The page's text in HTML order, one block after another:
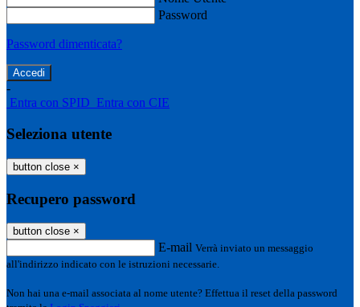
Password
Password dimenticata?
-
Entra con SPID Entra con CIE
Seleziona utente
button close ×
Recupero password
button close ×
E-mail Verrà inviato un messaggio
all'indirizzo indicato con le istruzioni necessarie.
Non hai una e-mail associata al nome utente? Effettua il reset della password